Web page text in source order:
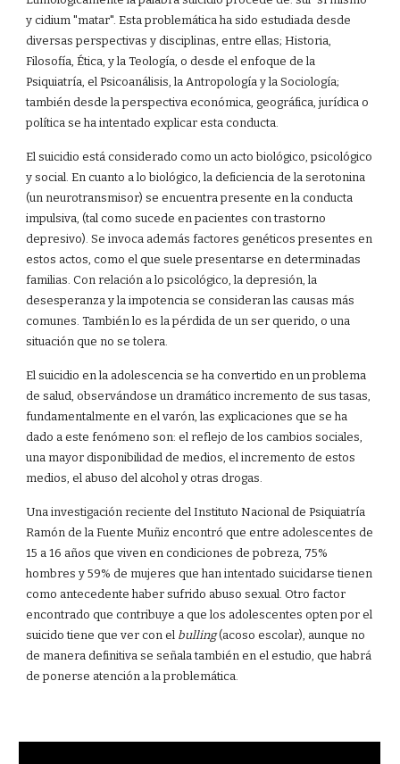
y cidium "matar". Esta problemática ha sido estudiada desde
diversas perspectivas y disciplinas, entre ellas; Historia,
Filosofía, Ética, y la Teología, o desde el enfoque de la
Psiquiatría, el Psicoanálisis, la Antropología y la Sociología;
también desde la perspectiva económica, geográfica, jurídica o
política se ha intentado explicar esta conducta.
El suicidio está considerado como un acto biológico, psicológico
y social. En cuanto a lo biológico, la deficiencia de la serotonina
(un neurotransmisor) se encuentra presente en la conducta
impulsiva, (tal como sucede en pacientes con trastorno
depresivo). Se invoca además factores genéticos presentes en
estos actos, como el que suele presentarse en determinadas
familias. Con relación a lo psicológico, la depresión, la
desesperanza y la impotencia se consideran las causas más
comunes. También lo es la pérdida de un ser querido, o una
situación que no se tolera.
El suicidio en la adolescencia se ha convertido en un problema
de salud, observándose un dramático incremento de sus tasas,
fundamentalmente en el varón, las explicaciones que se ha
dado a este fenómeno son: el reflejo de los cambios sociales,
una mayor disponibilidad de medios, el incremento de estos
medios, el abuso del alcohol y otras drogas.
Una investigación reciente del Instituto Nacional de Psiquiatría
Ramón de la Fuente Muñiz encontró que entre adolescentes de
15 a 16 años que viven en condiciones de pobreza, 75%
hombres y 59% de mujeres que han intentado suicidarse tienen
como antecedente haber sufrido abuso sexual. Otro factor
encontrado que contribuye a que los adolescentes opten por el
suicido tiene que ver con el bulling(acoso escolar), aunque no
de manera definitiva se señala también en el estudio, que habrá
de ponerse atención a la problemática.